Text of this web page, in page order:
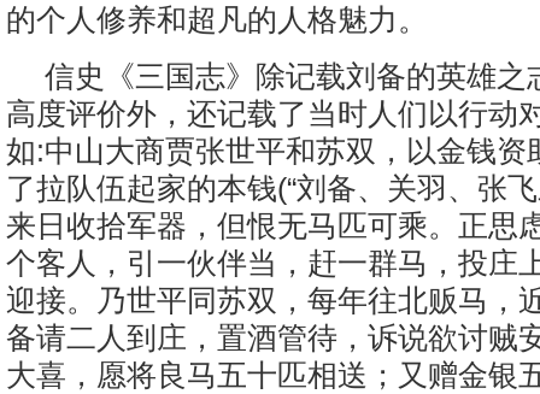
的个人修养和超凡的人格魅力。
信史《三国志》除记载刘备的英雄之
高度评价外，还记载了当时人们以行动
如:中山大商贾张世平和苏双，以金钱资
了拉队伍起家的本钱(“刘备、关羽、张
来日收拾军器，但恨无马匹可乘。正思
个客人，引一伙伴当，赶一群马，投庄
迎接。乃世平同苏双，每年往北贩马，
备请二人到庄，置酒管待，诉说欲讨贼
大喜，愿将良马五十匹相送；又赠金银